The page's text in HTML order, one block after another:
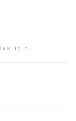
için…